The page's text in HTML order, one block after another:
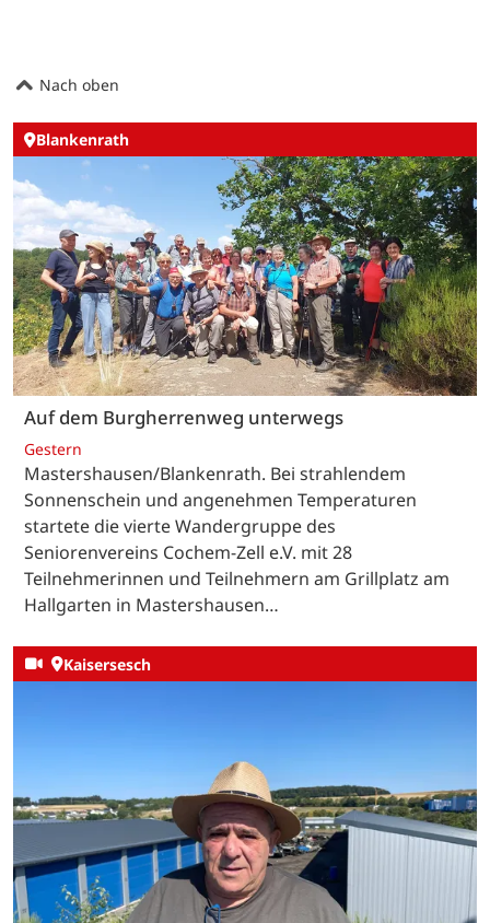
Nach oben
Blankenrath
Auf dem Burgherrenweg unterwegs
Gestern
Mastershausen/Blankenrath. Bei strahlendem
Sonnenschein und angenehmen Temperaturen
startete die vierte Wandergruppe des
Seniorenvereins Cochem-Zell e.V. mit 28
Teilnehmerinnen und Teilnehmern am Grillplatz am
Hallgarten in Mastershausen…
Kaisersesch